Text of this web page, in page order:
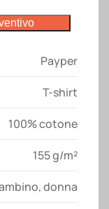
Payper
T-shirt
100% cotone
155 g/m²
,donna